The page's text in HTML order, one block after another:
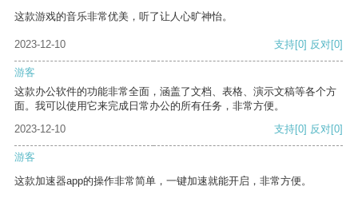
这款游戏的音乐非常优美，听了让人心旷神怡。
2023-12-10 支持[0] 反对[0]
游客
这款办公软件的功能非常全面，涵盖了文档、表格、演示文稿等各个方
面。我可以使用它来完成日常办公的所有任务，非常方便。
2023-12-10
支持[0] 反对[0]
游客
这款加速器app的操作非常简单，一键加速就能开启，非常方便。